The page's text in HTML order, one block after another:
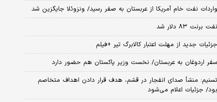
واردات نفت خام آمریکا از عربستان به صفر رسید/ ونزوئلا جایگزین شد
نفت برنت ۸۳ دلار شد
جزئیات جدید از مهلت اعتبار کالابرگ تیر +فیلم
سفر اردوغان به عربستان/ نخست وزیر پاکستان هم حضور دارد
تسنیم: منشأ صدای انفجار در قشم، هدف قرار دادن اهداف متخاصم
بود/ جزئیات اعلام می‌شود